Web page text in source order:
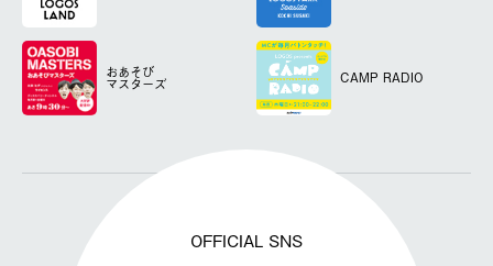
おあそび
マスターズ CAMP RADIO
OFFICIAL SNS